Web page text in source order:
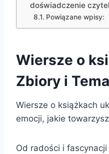
doświadczenie
Powiązane wpisy:
Wiersze o
Zbiory i
Wiersze o książkach
emocji, jakie
Od radości i